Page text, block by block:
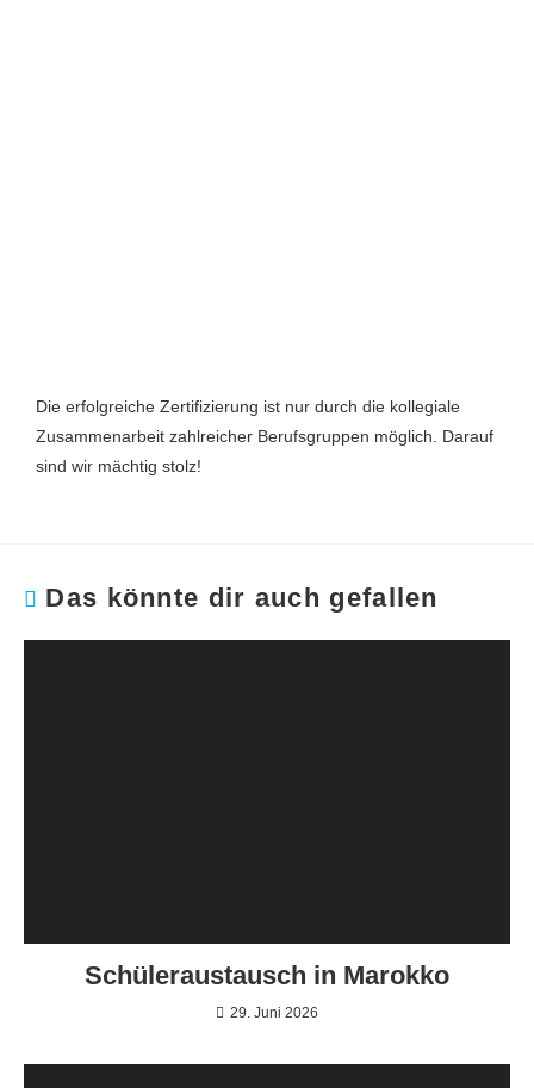
Die erfolgreiche Zertifizierung ist nur durch die kollegiale
Zusammenarbeit zahlreicher Berufsgruppen möglich. Darauf
sind wir mächtig stolz!
Das könnte dir auch gefallen
Schüleraustausch in Marokko
29. Juni 2026